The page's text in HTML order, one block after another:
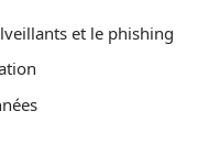
et le phishing